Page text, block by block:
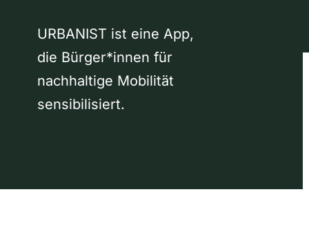
URBANIST ist eine App,
die Bürger*innen für
nachhaltige Mobilität
sensibilisiert.